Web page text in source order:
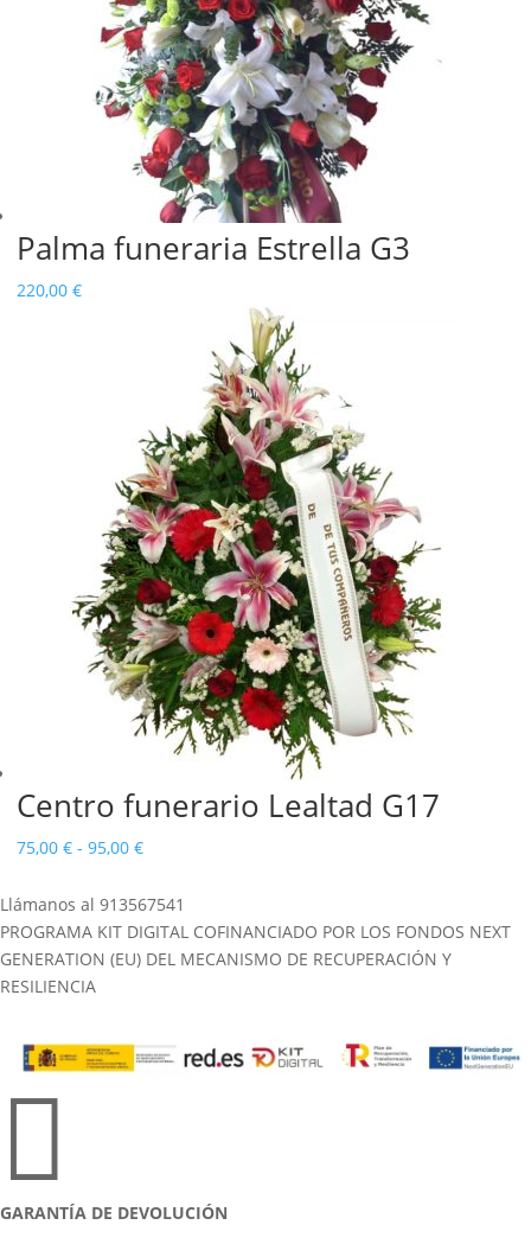
Palma funeraria Estrella G3
220,00 €
Centro funerario Lealtad G17
75,00 € - 95,00 €Rango
precios:
desde
75,00 €
Llámanos al 913567541
PROGRAMA KIT DIGITAL COFINANCIADO POR LOS FONDOS NEXT
GENERATION (EU) DEL MECANISMO DE RECUPERACIÓN Y
RESILIENCIA

GARANTÍA DE DEVOLUCIÓN